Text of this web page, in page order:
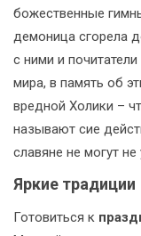
божественные
демоница сгорела
с ними и
мира, в память об
вредной Холики –
называют сие
славяне не могут
Яркие традиции
Готовиться к